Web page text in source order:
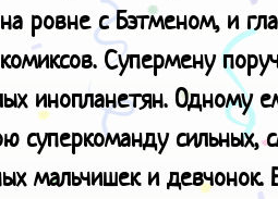
на ровне с Бэтменом, и
Супермену
инопланетян. Одному
суперкоманду сильных,
мальчишек и